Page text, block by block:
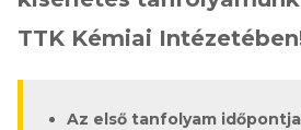
TTK Kémiai
Az első tanfolyam